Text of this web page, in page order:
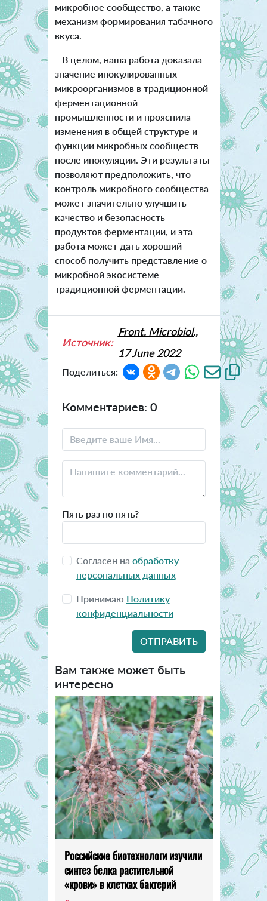
микробное сообщество, а также
механизм формирования табачного
вкуса.
В целом, наша работа доказала
значение инокулированных
микроорганизмов в традиционной
ферментационной
промышленности и прояснила
изменения в общей структуре и
функции микробных сообществ
после инокуляции. Эти результаты
позволяют предположить, что
контроль микробного сообщества
может значительно улучшить
качество и безопасность
продуктов ферментации, и эта
работа может дать хороший
способ получить представление о
микробной экосистеме
традиционной ферментации.
Источник:
Front. Microbiol.,
17 June 2022
Поделиться:
Комментариев: 0
Пять раз по пять?
Согласен на обработку
персональных данных
Принимаю Политику
конфиденциальности
Вам также может быть
интересно
Российские биотехнологи изучили
синтез белка растительной
«крови» в клетках бактерий